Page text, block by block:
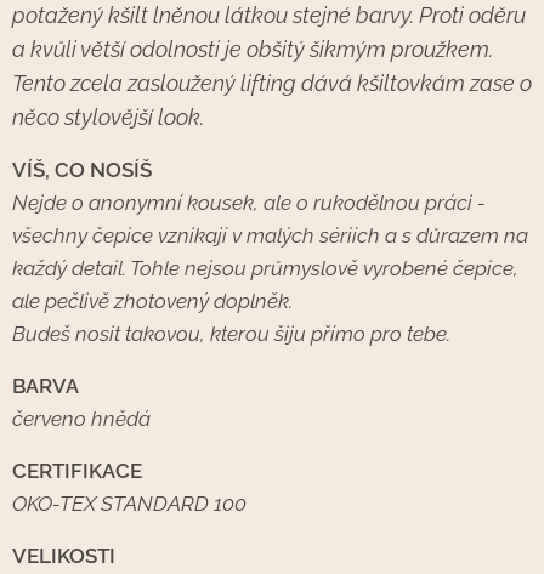
potažený kšilt lněnou látkou stejné barvy. Proti oděru
a kvůli větší odolnosti je obšitý šikmým proužkem.
Tento zcela zasloužený lifting dává kšiltovkám zase o
něco stylovější look.
VÍŠ, CO NOSÍŠ
Nejde o anonymní kousek, ale o rukodělnou práci -
všechny čepice vznikají v malých sériích a s důrazem na
každý detail. Tohle nejsou průmyslově vyrobené čepice,
ale pečlivě zhotovený doplněk.
Budeš nosit takovou, kterou šiju přímo pro tebe.
BARVA
červeno hnědá
CERTIFIKACE
OKO-TEX STANDARD 100
VELIKOSTI